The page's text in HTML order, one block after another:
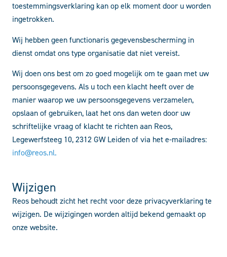
toestemmingsverklaring kan op elk moment door u worden
ingetrokken.
Wij hebben geen functionaris gegevensbescherming in
dienst omdat ons type organisatie dat niet vereist.
Wij doen ons best om zo goed mogelijk om te gaan met uw
persoonsgegevens. Als u toch een klacht heeft over de
manier waarop we uw persoonsgegevens verzamelen,
opslaan of gebruiken, laat het ons dan weten door uw
schriftelijke vraag of klacht te richten aan Reos,
Legewerfsteeg 10, 2312 GW Leiden of via het e-mailadres:
info@reos.nl.
Wijzigen
Reos behoudt zicht het recht voor deze privacyverklaring te
wijzigen. De wijzigingen worden altijd bekend gemaakt op
onze website.